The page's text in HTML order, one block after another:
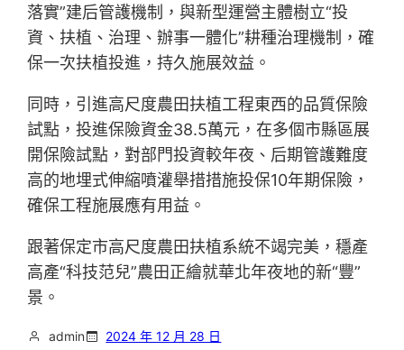
落實”建后管護機制，與新型運營主體樹立“投
資、扶植、治理、辦事一體化”耕種治理機制，確
保一次扶植投進，持久施展效益。
同時，引進高尺度農田扶植工程東西的品質保險
試點，投進保險資金38.5萬元，在多個市縣區展
開保險試點，對部門投資較年夜、后期管護難度
高的地埋式伸縮噴灌舉措措施投保10年期保險，
確保工程施展應有用益。
跟著保定市高尺度農田扶植系統不竭完美，穩產
高產“科技范兒”農田正繪就華北年夜地的新“豐”
景。
admin 2024 年 12 月 28 日